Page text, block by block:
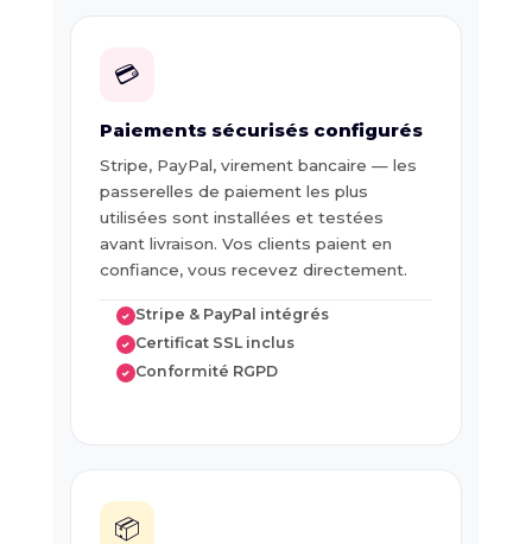
💳
Paiements sécurisés configurés
Stripe, PayPal, virement bancaire — les
passerelles de paiement les plus
utilisées sont installées et testées
avant livraison. Vos clients paient en
confiance, vous recevez directement.
✓ Stripe & PayPal intégrés
✓ Certificat SSL inclus
✓ Conformité RGPD
📦